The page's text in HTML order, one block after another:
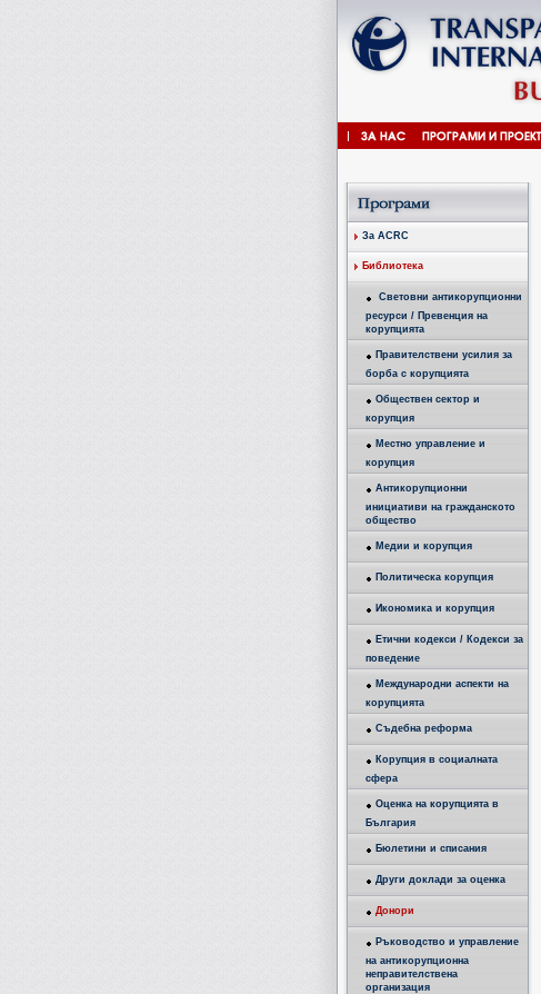
За ACRC
Библиотека
Световни антикорупционни
ресурси / Превенция на
корупцията
Правителствени усилия за
борба с корупцията
Обществен сектор и
корупция
Местно управление и
корупция
Антикорупционни
инициативи на гражданското
общество
Медии и корупция
Политическа корупция
Икономика и корупция
Етични кодекси / Кодекси за
поведение
Международни аспекти на
корупцията
Съдебна реформа
Корупция в социалната
сфера
Оценка на корупцията в
България
Бюлетини и списания
Други доклади за оценка
Донори
Ръководство и управление
на антикорупционна
неправителствена
организация